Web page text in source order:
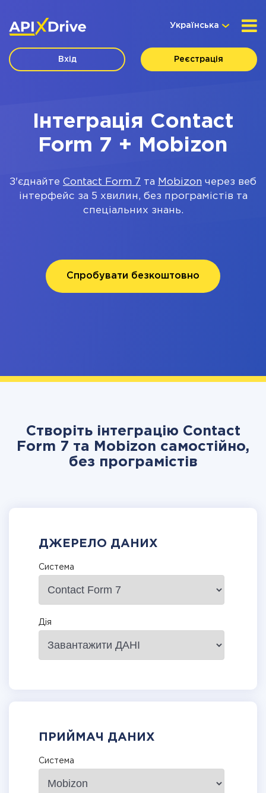
Українська
Вхід Реєстрація
Інтеграція Contact
Form 7 + Mobizon
З'єднайте Contact Form 7 та Mobizon через веб
інтерфейс за 5 хвилин, без програмістів та
спеціальних знань.
Спробувати безкоштовно
Створіть інтеграцію Contact
Form 7 та Mobizon самостійно,
без програмістів
ДЖЕРЕЛО ДАНИХ
Система
Дія
ПРИЙМАЧ ДАНИХ
Система